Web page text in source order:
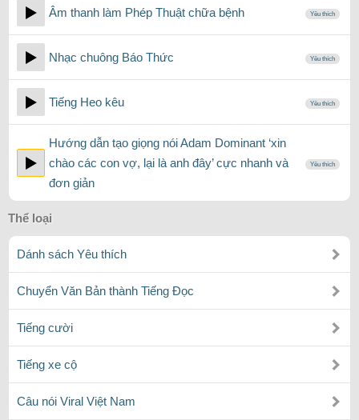
Âm thanh làm Phép Thuật chữa bệnh Yêu thích
Nhạc chuông Báo Thức Yêu thích
Tiếng Heo kêu Yêu thích
Hướng dẫn tạo giọng nói Adam Dominant ‘xin
chào các con vợ, lại là anh đây’ cực nhanh và
đơn giản
Yêu thích
Thể loại
Dánh sách Yêu thích
Chuyển Văn Bản thành Tiếng Đọc
Tiếng cười
Tiếng xe cộ
Câu nói Viral Việt Nam